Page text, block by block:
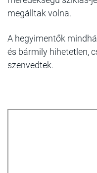
megálltak volna.
A hegyimentők
és bármily hihetetlen,
szenvedtek.